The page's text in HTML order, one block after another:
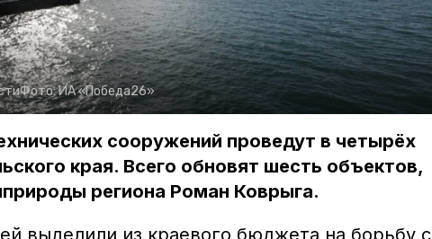
Фото:ИА «Победа26»
сооружений проведут в четырёх
края. Всего обновят шесть объектов,
региона Роман Коврыга.
выделили из краевого бюджета на борьбу с